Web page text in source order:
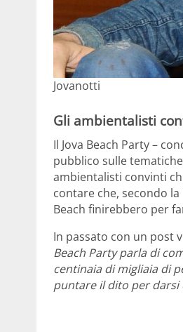
Jovanotti
Gli ambientalisti
Il Jova Beach Party –
pubblico sulle
ambientalisti convinti
contare che, secondo
Beach finirebbero per
In passato con un post
Beach Party parla di
centinaia di migliaia di
puntare il dito per darsi